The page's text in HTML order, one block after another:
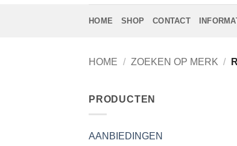
HOME SHOP CONTACT
HOME / ZOEKEN OP MERK /
PRODUCTEN
AANBIEDINGEN